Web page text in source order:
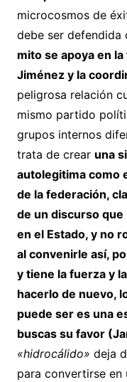
microcosmos de
debe ser defendida
mito se apoya en
Jiménez y la
peligrosa relación
mismo partido
grupos internos
trata de crear una
autolegitima como
de la federación,
de un discurso que
en el Estado, y no
al convenirle así,
y tiene la fuerza y
hacerlo de nuevo,
puede ser es una
buscas su favor
«hidrocálido» deja
para convertirse en